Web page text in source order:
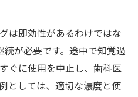
は即効性があるわけではな
が必要です。途中で知覚過
ぐに使用を中止し、歯科医
としては、適切な濃度と使